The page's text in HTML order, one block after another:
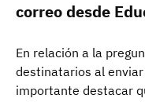
correo desde
En relación a la
destinatarios al
importante destacar